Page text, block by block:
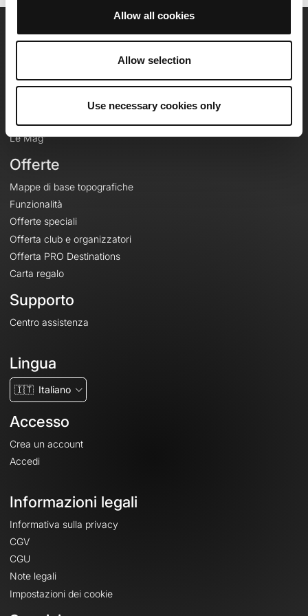
Allow all cookies
Allow selection
Use necessary cookies only
OpenRunner
Lavora con noi
Le Mag'
Offerte
Mappe di base topografiche
Funzionalità
Offerte speciali
Offerta club e organizzatori
Offerta PRO Destinations
Carta regalo
Supporto
Centro assistenza
Lingua
🇮🇹 Italiano
Accesso
Crea un account
Accedi
Informazioni legali
Informativa sulla privacy
CGV
CGU
Note legali
Impostazioni dei cookie